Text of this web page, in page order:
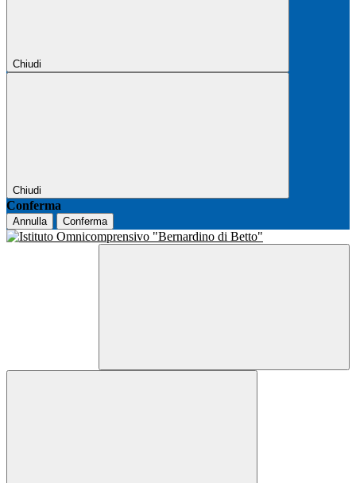
Chiudi
Chiudi
Conferma
Annulla Conferma